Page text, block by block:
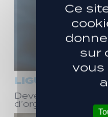
LIGUE 3
Devenez bénévole
d’organisation le
Ce
sur
vous